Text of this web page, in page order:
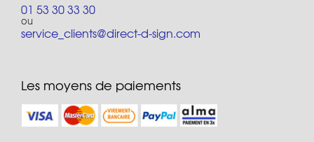
01 53 30 33 30
ou
service_clients@direct-d-sign.com
Les moyens de paiements